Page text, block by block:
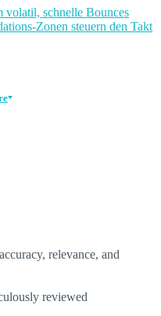
volatil, schnelle Bounces
Zonen steuern den Takt
relevance, and
reviewed